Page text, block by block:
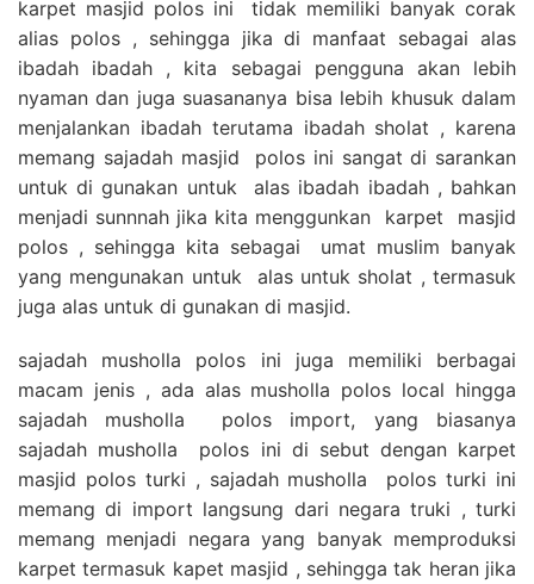
karpet masjid polos ini tidak memiliki banyak corak
alias polos , sehingga jika di manfaat sebagai alas
ibadah ibadah , kita sebagai pengguna akan lebih
nyaman dan juga suasananya bisa lebih khusuk dalam
menjalankan ibadah terutama ibadah sholat , karena
memang sajadah masjid polos ini sangat di sarankan
untuk di gunakan untuk alas ibadah ibadah , bahkan
menjadi sunnnah jika kita menggunkan karpet masjid
polos , sehingga kita sebagai umat muslim banyak
yang mengunakan untuk alas untuk sholat , termasuk
juga alas untuk di gunakan di masjid.
sajadah musholla polos ini juga memiliki berbagai
macam jenis , ada alas musholla polos local hingga
sajadah musholla polos import, yang biasanya
sajadah musholla polos ini di sebut dengan karpet
masjid polos turki , sajadah musholla polos turki ini
memang di import langsung dari negara truki , turki
memang menjadi negara yang banyak memproduksi
karpet termasuk kapet masjid , sehingga tak heran jika